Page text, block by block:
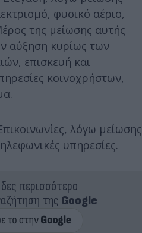
φυσικό αέριο,
της μείωσης αυτής
αύξηση κυρίως των
επισκευή και
κοινοχρήστων,
λόγω μείωσης
υπηρεσίες.
περισσότερο
της Google